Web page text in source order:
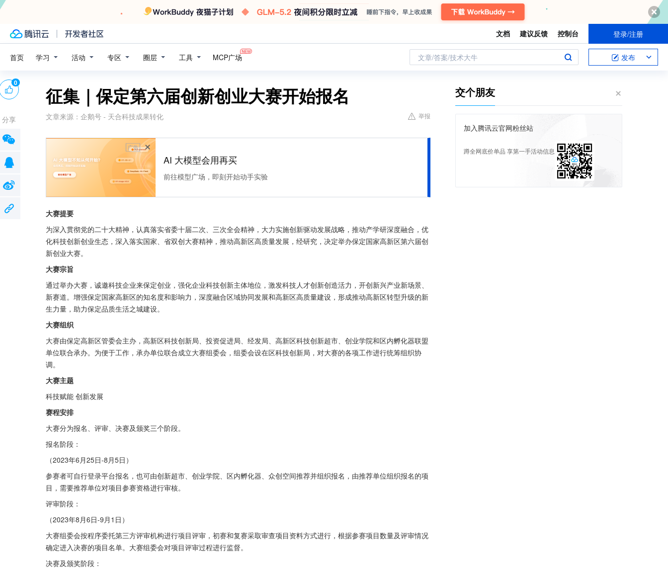
文档 建议反馈 控制台 登录/注册
首页 学习 活动 专区 圈层 工具 MCP广场 文章/答案/技术大牛 发布
征集｜保定第六届创新创业大赛开始报名
文章来源： 企鹅号 - 天合科技成果转化 举报
广告
AI 大模型会用再买
前往模型广场，即刻开始动手实验
大赛提要
为深入贯彻党的二十大精神，认真落实省委十届二次、三次全会精神，大力实施创新驱动发展战略，推动产学研深度融合，优
化科技创新创业生态，深入落实国家、省双创大赛精神，推动高新区高质量发展，经研究，决定举办保定国家高新区第六届创
新创业大赛。
大赛宗旨
通过举办大赛，诚邀科技企业来保定创业，强化企业科技创新主体地位，激发科技人才创新创造活力，开创新兴产业新场景、
新赛道。增强保定国家高新区的知名度和影响力，深度融合区域协同发展和高新区高质量建设，形成推动高新区转型升级的新
生力量，助力保定品质生活之城建设。
大赛组织
大赛由保定高新区管委会主办，高新区科技创新局、投资促进局、经发局、高新区科技创新超市、创业学院和区内孵化器联盟
单位联合承办。为便于工作，承办单位联合成立大赛组委会，组委会设在区科技创新局，对大赛的各项工作进行统筹组织协
调。
大赛主题
科技赋能 创新发展
赛程安排
大赛分为报名、评审、决赛及颁奖三个阶段。
报名阶段：
（2023年6月25日-8月5日）
参赛者可自行登录平台报名，也可由创新超市、创业学院、区内孵化器、众创空间推荐并组织报名，由推荐单位组织报名的项
目，需要推荐单位对项目参赛资格进行审核。
评审阶段：
（2023年8月6日-9月1日）
大赛组委会按程序委托第三方评审机构进行项目评审，初赛和复赛采取审查项目资料方式进行，根据参赛项目数量及评审情况
确定进入决赛的项目名单。大赛组委会对项目评审过程进行监督。
决赛及颁奖阶段：
0
分享
交个朋友
加入腾讯云官网粉丝站
蹲全网底价单品 享第一手活动信息